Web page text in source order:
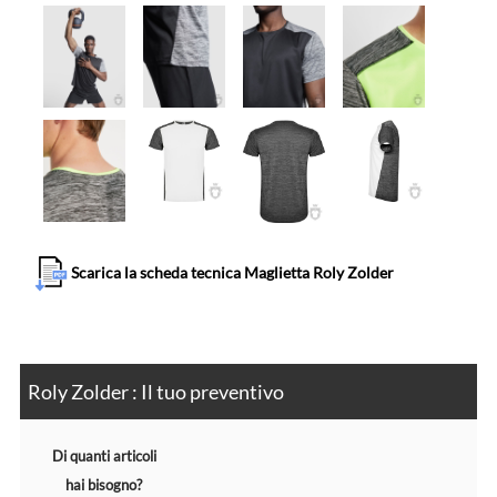
Scarica la scheda tecnica Maglietta Roly Zolder
Roly Zolder : Il tuo preventivo
Di quanti articoli
hai bisogno?